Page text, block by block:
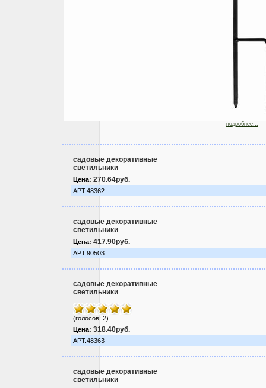
подробнее...
садовые декоративные
светильники
Цена: 270.64руб.
АРТ.48362
садовые декоративные
светильники
Цена: 417.90руб.
АРТ.90503
садовые декоративные
светильники
(голосов: 2)
Цена: 318.40руб.
АРТ.48363
садовые декоративные
светильники